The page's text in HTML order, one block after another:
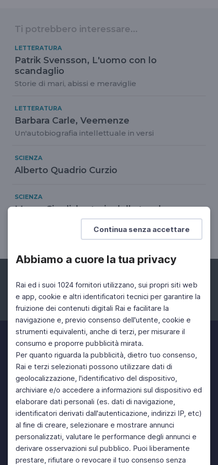
Continua senza accettare
Abbiamo a cuore la tua privacy
Rai ed i suoi 1024 fornitori utilizzano, sui propri siti web
e app, cookie e altri identificatori tecnici per garantire la
fruizione dei contenuti digitali Rai e facilitare la
navigazione e, previo consenso dell'utente, cookie e
strumenti equivalenti, anche di terzi, per misurare il
consumo e proporre pubblicità mirata.
Per quanto riguarda la pubblicità, dietro tuo consenso,
Rai e terzi selezionati possono utilizzare dati di
geolocalizzazione, l'identificativo del dispositivo,
archiviare e/o accedere a informazioni sul dispositivo ed
elaborare dati personali (es. dati di navigazione,
identificatori derivati dall'autenticazione, indirizzi IP, etc)
al fine di creare, selezionare e mostrare annunci
personalizzati, valutare le performance degli annunci e
derivare osservazioni sul pubblico. Puoi liberamente
prestare, rifiutare o revocare il tuo consenso senza
Ti potrebbero interessare...
LETTERATURA
Patrik Svensson, L'uomo con lo
scandaglio
Storie di mari, abissi e meraviglie
LETTERATURA
Barbara Carle, Veemenze
Un'autobiografia intellettuale in versi
SCIENZA
Alberto Quadrio Curzio
SCIENZA
Marco Ciardi: la storia della tavola
Dal Festival della Scienza 2019
Facebook Instagram Twitter